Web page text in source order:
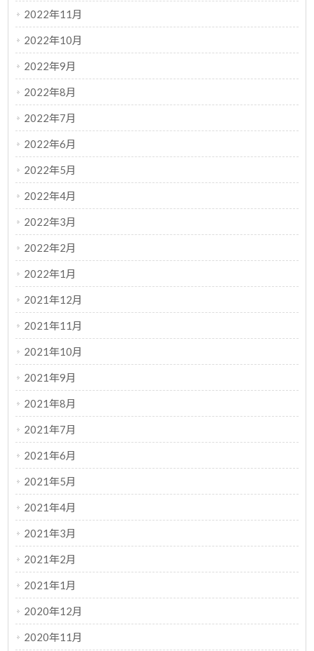
2022年11月
2022年10月
2022年9月
2022年8月
2022年7月
2022年6月
2022年5月
2022年4月
2022年3月
2022年2月
2022年1月
2021年12月
2021年11月
2021年10月
2021年9月
2021年8月
2021年7月
2021年6月
2021年5月
2021年4月
2021年3月
2021年2月
2021年1月
2020年12月
2020年11月